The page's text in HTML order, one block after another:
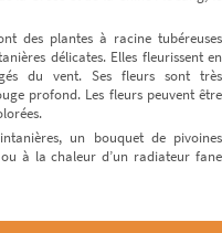
des plantes à racine tubéreuses
délicates. Elles fleurissent en
du vent. Ses fleurs sont très
profond. Les fleurs peuvent être
un bouquet de pivoines
à la chaleur d’un radiateur fane